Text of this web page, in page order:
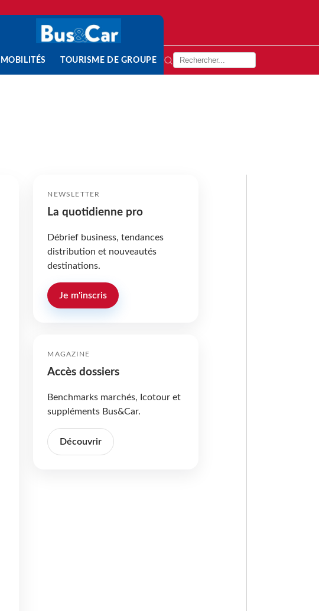
MOBILITÉS TOURISME DE GROUPE
NEWSLETTER
La quotidienne pro
Débrief business, tendances
distribution et nouveautés
destinations.
Je m'inscris
MAGAZINE
Accès dossiers
Benchmarks marchés, Icotour et
suppléments Bus&Car.
Découvrir